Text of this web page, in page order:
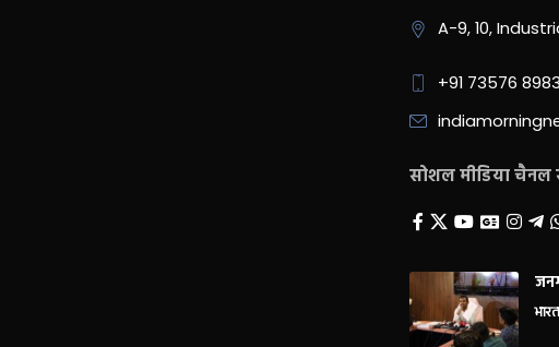
A-9, 10,
+91 73576
सोशल मीडिया
भारत